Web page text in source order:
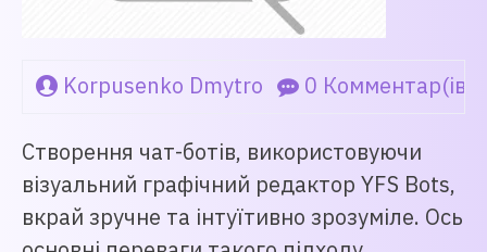
Korpusenko Dmytro 0 Комментар(ів)
Створення чат-ботів, використовуючи
візуальний графічний редактор YFS Bots,
вкрай зручне та інтуїтивно зрозуміле. Ось